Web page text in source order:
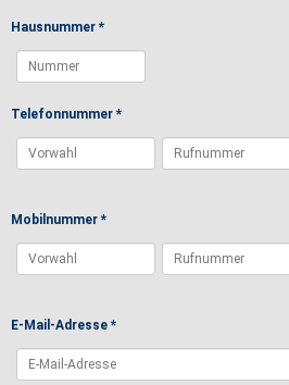
Hausnummer *
Telefonnummer *
Mobilnummer *
E-Mail-Adresse *